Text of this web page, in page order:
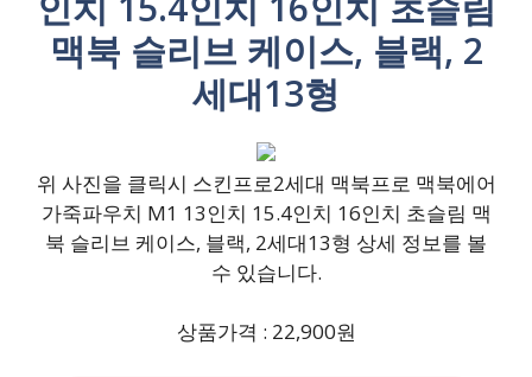
맥북 슬리브 케이스, 블랙, 2
세대13형
위 사진을 클릭시 스킨프로2세대 맥북프로 맥북에어
가죽파우치 M1 13인치 15.4인치 16인치 초슬림 맥
북 슬리브 케이스, 블랙, 2세대13형 상세 정보를 볼
수 있습니다.
상품가격 : 22,900원